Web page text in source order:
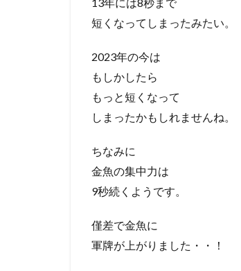
13年には8秒まで
短くなってしまったみたい。
2023年の今は
もしかしたら
もっと短くなって
しまったかもしれませんね。
ちなみに
金魚の集中力は
9秒続くようです。
僅差で金魚に
軍牌が上がりました・・！